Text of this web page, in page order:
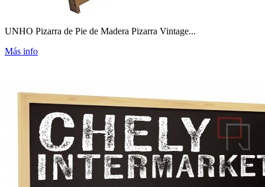
UNHO Pizarra de Pie de Madera Pizarra Vintage...
Más info